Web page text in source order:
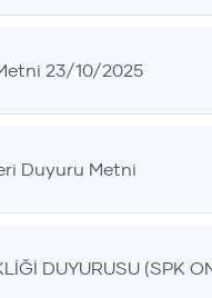
23/10/2025
Duyuru Metni
DUYURUSU (SPK